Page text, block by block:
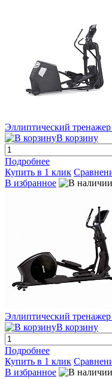
Эллиптический
В корзину
Подробнее
Купить в 1 клик
В избранное
Эллиптический
В корзину
Подробнее
Купить в 1 клик
В избранное